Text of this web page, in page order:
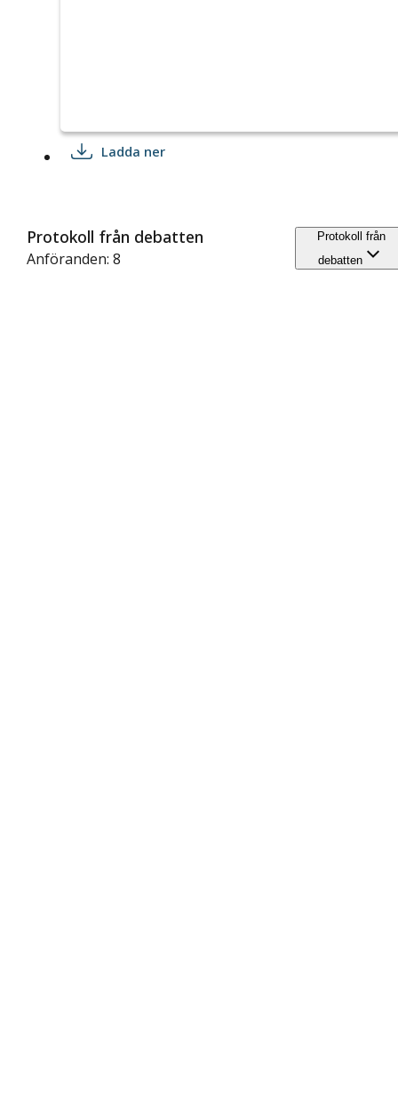
Ladda ner
Protokoll från debatten
Anföranden: 8
Protokoll från
debatten